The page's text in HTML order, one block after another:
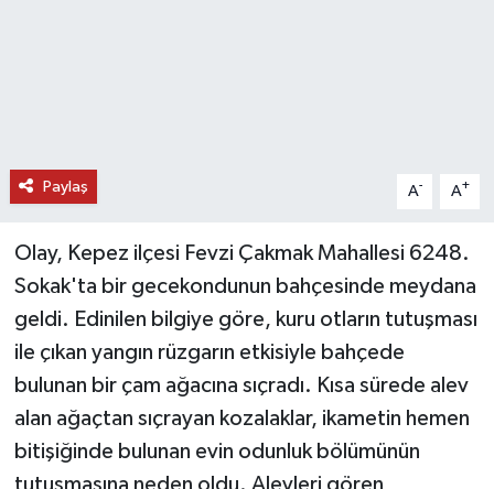
Paylaş A- A+
Olay, Kepez ilçesi Fevzi Çakmak Mahallesi 6248.
Sokak'ta bir gecekondunun bahçesinde meydana
geldi. Edinilen bilgiye göre, kuru otların tutuşması
ile çıkan yangın rüzgarın etkisiyle bahçede
bulunan bir çam ağacına sıçradı. Kısa sürede alev
alan ağaçtan sıçrayan kozalaklar, ikametin hemen
bitişiğinde bulunan evin odunluk bölümünün
tutuşmasına neden oldu. Alevleri gören
RESMİ İLAN
MAGAZİN